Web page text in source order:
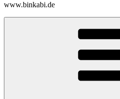
www.binkabi.de